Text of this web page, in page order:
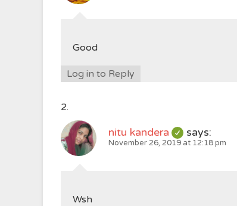
Good
Log in to Reply
nitu kandera says:
November 26, 2019 at 12:18 pm
Wsh